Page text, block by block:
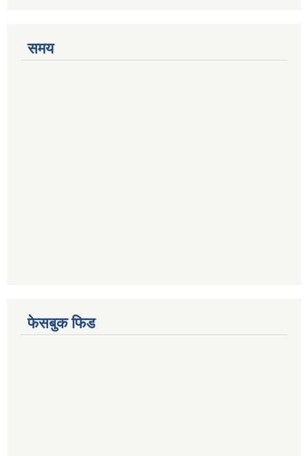
समय
फेसबुक फिड